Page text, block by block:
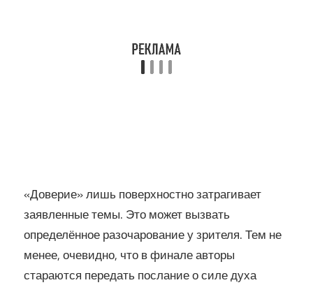
«Доверие» лишь поверхностно затрагивает
заявленные темы. Это может вызвать
определённое разочарование у зрителя. Тем не
менее, очевидно, что в финале авторы
стараются передать послание о силе духа